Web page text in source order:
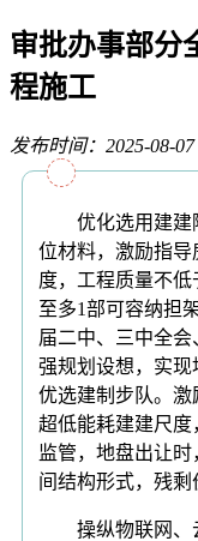
审批办事部分
程施工
发布时间：2025-08-07
优化选用建建
位材料，激励指导
度，工程质量不
至多1部可容纳担
届二中、三中全
强规划设想，实现
优选建制步队。激
超低能耗建建尺
监管，地盘出让
间结构形式，残剩
操纵物联网、